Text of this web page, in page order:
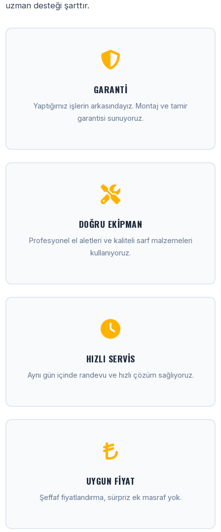
uzman desteği şarttır.
GARANTI
Yaptığımız işlerin arkasındayız. Montaj ve tamir
garantisi sunuyoruz.
DOĞRU EKIPMAN
Profesyonel el aletleri ve kaliteli sarf malzemeleri
kullanıyoruz.
HIZLI SERVIS
Aynı gün içinde randevu ve hızlı çözüm sağlıyoruz.
UYGUN FIYAT
Şeffaf fiyatlandırma, sürpriz ek masraf yok.